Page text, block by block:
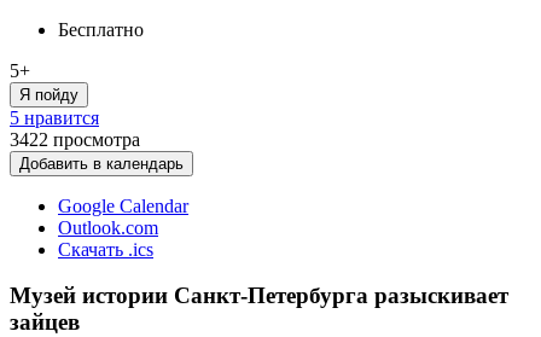
Бесплатно
5+
Я пойду
5 нравится
3422 просмотра
Добавить в календарь
Google Calendar
Outlook.com
Скачать .ics
Музей истории Санкт-Петербурга разыскивает
зайцев